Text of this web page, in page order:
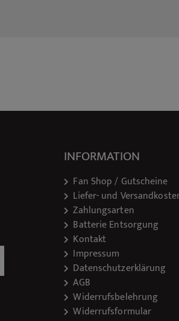
INFORMATION
Fan Shop / Gutscheine
Liefer- und
Zahlungsarten
Batterie Entsorgung
Kontakt
Impressum
Datenschutzerklärung
AGB
Widerrufsbelehrung
Widerrufsformular